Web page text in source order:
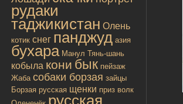
рудаки
таджикистан Олень
котик снег панджуд азия
бухара Манул Тянь-шань
кобыла кони бык пейзаж
Жаба собаки борзая зайцы
Борзая русская щенки приз волк